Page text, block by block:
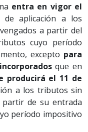
entra en vigor el
aplicación a los
a partir del
cuyo período
excepto para
que en
producirá el 11 de
a los tributos sin
partir de su entrada
período impositivo